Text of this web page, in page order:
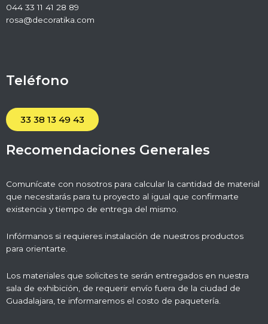
044 33 11 41 28 89
rosa@decoratika.com
Teléfono
33 38 13 49 43
Recomendaciones Generales
Comunícate con nosotros para calcular la cantidad de material
que necesitarás para tu proyecto al igual que confirmarte
existencia y tiempo de entrega del mismo.
Infórmanos si requieres instalación de nuestros productos
para orientarte.
Los materiales que solicites te serán entregados en nuestra
sala de exhibición, de requerir envío fuera de la ciudad de
Guadalajara, te informaremos el costo de paquetería.